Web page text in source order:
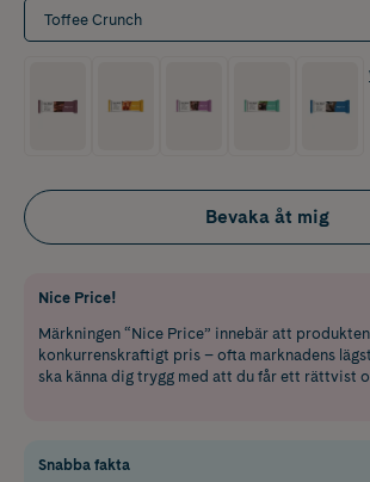
Toffee Crunch
Bevaka åt mig
Nice Price!
Märkningen “Nice Price” innebär att
konkurrenskraftigt pris – ofta marknadens
ska känna dig trygg med att du får ett rättvist
Snabba fakta